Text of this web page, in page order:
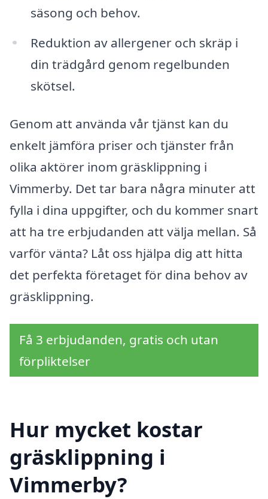
säsong och behov.
Reduktion av allergener och skräp i
din trädgård genom regelbunden
skötsel.
Genom att använda vår tjänst kan du
enkelt jämföra priser och tjänster från
olika aktörer inom gräsklippning i
Vimmerby. Det tar bara några minuter att
fylla i dina uppgifter, och du kommer snart
att ha tre erbjudanden att välja mellan. Så
varför vänta? Låt oss hjälpa dig att hitta
det perfekta företaget för dina behov av
gräsklippning.
Få 3 erbjudanden, gratis och utan
förpliktelser
Hur mycket kostar
gräsklippning i
Vimmerby?